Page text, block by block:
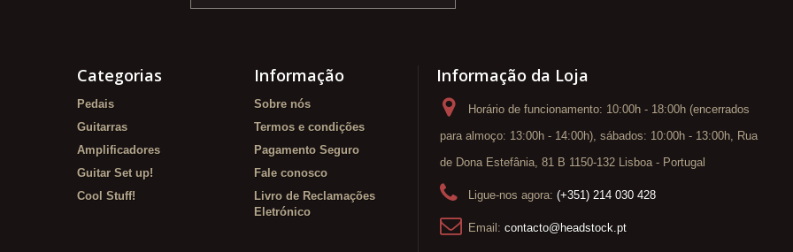
Categorias
Pedais
Guitarras
Amplificadores
Guitar Set up!
Cool Stuff!
Informação
Sobre nós
Termos e condições
Pagamento Seguro
Fale conosco
Livro de Reclamações
Eletrónico
Informação da Loja
Horário de funcionamento: 10:00h - 18:00h (encerrados
para almoço: 13:00h - 14:00h), sábados: 10:00h - 13:00h, Rua
de Dona Estefânia, 81 B 1150-132 Lisboa - Portugal
Ligue-nos agora: (+351) 214 030 428
Email: contacto@headstock.pt